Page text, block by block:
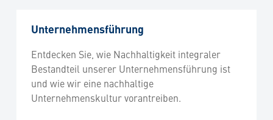
Unternehmensführung
Entdecken Sie, wie Nachhaltigkeit integraler
Bestandteil unserer Unternehmensführung ist
und wie wir eine nachhaltige
Unternehmenskultur vorantreiben.